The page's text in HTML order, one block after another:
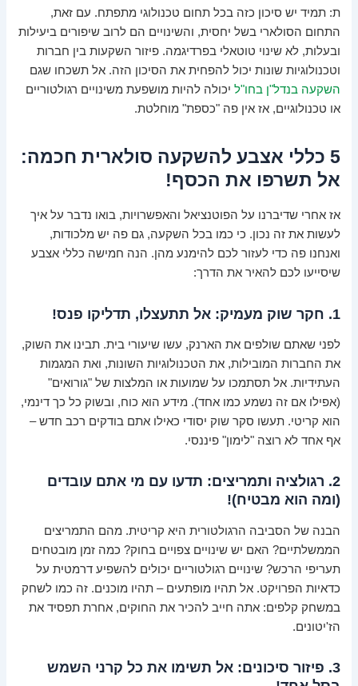
ת: תמיד יש סיכון כזה בכל תחום טכנולוגי מתפתח. עם זאת,
התחום הסולארי בשל יחסית, והשינויים הם לרוב שיפורים ביעילות
ובעלות, לא שינוי טוטאלי בפרדיגמה. פיזור השקעות בין חברות
וטכנולוגיות שונות יכול להפחית את הסיכון הזה. אל תשכחו שגם
השקעה בנדל"ן בחו"ל יכולה להיות מושפעת משינויים רגולטוריים
או טכנולוגיים, אז אין פה "כספת" מוחלטת.
5 כללי אצבע להשקעה סולארית חכמה:
אל תשרפו את הכסף!
אז אחרי שדיברנו על הפוטנציאל והאפשרויות, בואו נדבר על איך
לעשות את זה נכון. כי כמו בכל השקעה, גם פה יש מלכודות,
ואנחנו פה כדי לעזור לכם להימנע מהן. הנה חמישה כללי אצבע
שיסייעו לכם להאיר את הדרך:
1. חקר שוק מעמיק: אל תתעצלו, תדליקו פנס!
לפני שאתם שולפים את הארנק, עשו שיעורי בית. תבינו את השוק,
את החברות המובילות, את הטכנולוגיות השונות, ואת המגמות
העתידיות. אל תסתמכו על שמועות או המלצות של "גורואים"
(אפילו אם זה נשמע כמו אחד). מידע הוא כוח, ובשוק כל כך דינמי,
הוא קריטי. תעשו סקר שוק יסודי כאילו אתם בודקים רכב חדש –
אף אחד לא רוצה "לימון" פיננסי.
2. רגולציה ותמריצים: תדעו עם מי אתם עובדים
(ומה הוא מבטיח)!
הבנה של הסביבה הרגולטורית היא קריטית. מהם התמריצים
הממשלתיים? האם יש שינויים צפויים בחוק? כמה זמן מובטחים
תעריפי הרכש? שינויים רגולטוריים יכולים להשפיע דרמטית על
כדאיות הפרויקט. אל תהיו מופתעים – תהיו מוכנים. זה כמו לשחק
במשחק קלפים: אתה חייב להכיר את החוקים, אחרת תפסיד את
הז'יטונים.
3. פיזור סיכונים: אל תשימו את כל קרני השמש